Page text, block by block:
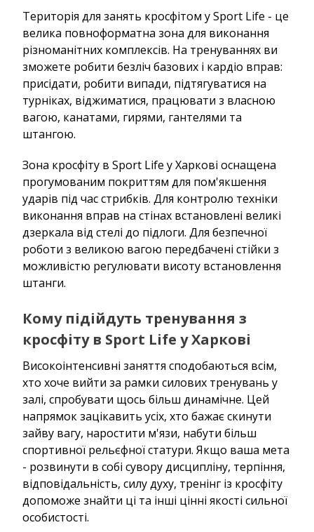
Територія для занять кросфітом у Sport Life - це
велика повноформатна зона для виконання
різноманітних комплексів. На тренуваннях ви
зможете робити безліч базових і кардіо вправ:
присідати, робити випади, підтягуватися на
турніках, віджиматися, працювати з власною
вагою, канатами, гирями, гантелями та
штангою.
Зона кросфіту в Sport Life у Харкові оснащена
прогумованим покриттям для пом'якшення
ударів під час стрибків. Для контролю техніки
виконання вправ на стінах встановлені великі
дзеркала від стелі до підлоги. Для безпечної
роботи з великою вагою передбачені стійки з
можливістю регулювати висоту встановлення
штанги.
Кому підійдуть тренування з
кросфіту в Sport Life у Харкові
Високоінтенсивні заняття сподобаються всім,
хто хоче вийти за рамки силових тренувань у
залі, спробувати щось більш динамічне. Цей
напрямок зацікавить усіх, хто бажає скинути
зайву вагу, наростити м'язи, набути більш
спортивної рельєфної статури. Якщо ваша мета
- розвинути в собі сувору дисципліну, терпіння,
відповідальність, силу духу, тренінг із кросфіту
допоможе знайти ці та інші цінні якості сильної
особистості.